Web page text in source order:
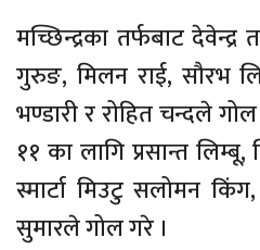
मच्छिन्द्रका तर्फबाट
गुरुङ, मिलन राई, सौरभ
भण्डारी र रोहित चन्दले
११ का लागि प्रसान्त
स्मार्टा मिउटु सलोमन
सुमारले गोल गरे ।